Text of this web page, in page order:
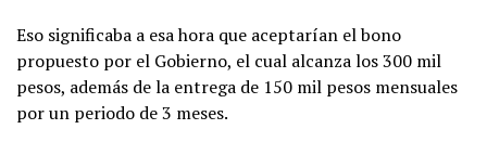
Eso significaba a esa hora que aceptarían el bono
propuesto por el Gobierno, el cual alcanza los 300 mil
pesos, además de la entrega de 150 mil pesos mensuales
por un periodo de 3 meses.